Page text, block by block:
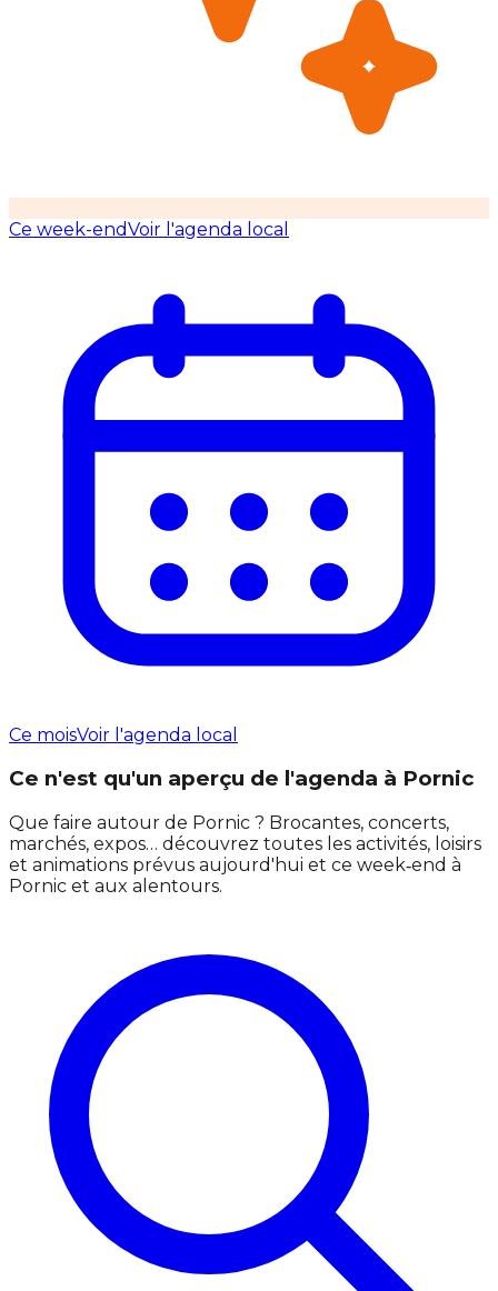
Ce week-endVoir l'agenda local
Ce moisVoir l'agenda local
Ce n'est qu'un aperçu de l'agenda à Pornic
Que faire autour de Pornic ? Brocantes, concerts,
marchés, expos… découvrez toutes les activités, loisirs
et animations prévus aujourd'hui et ce week‑end à
Pornic et aux alentours.